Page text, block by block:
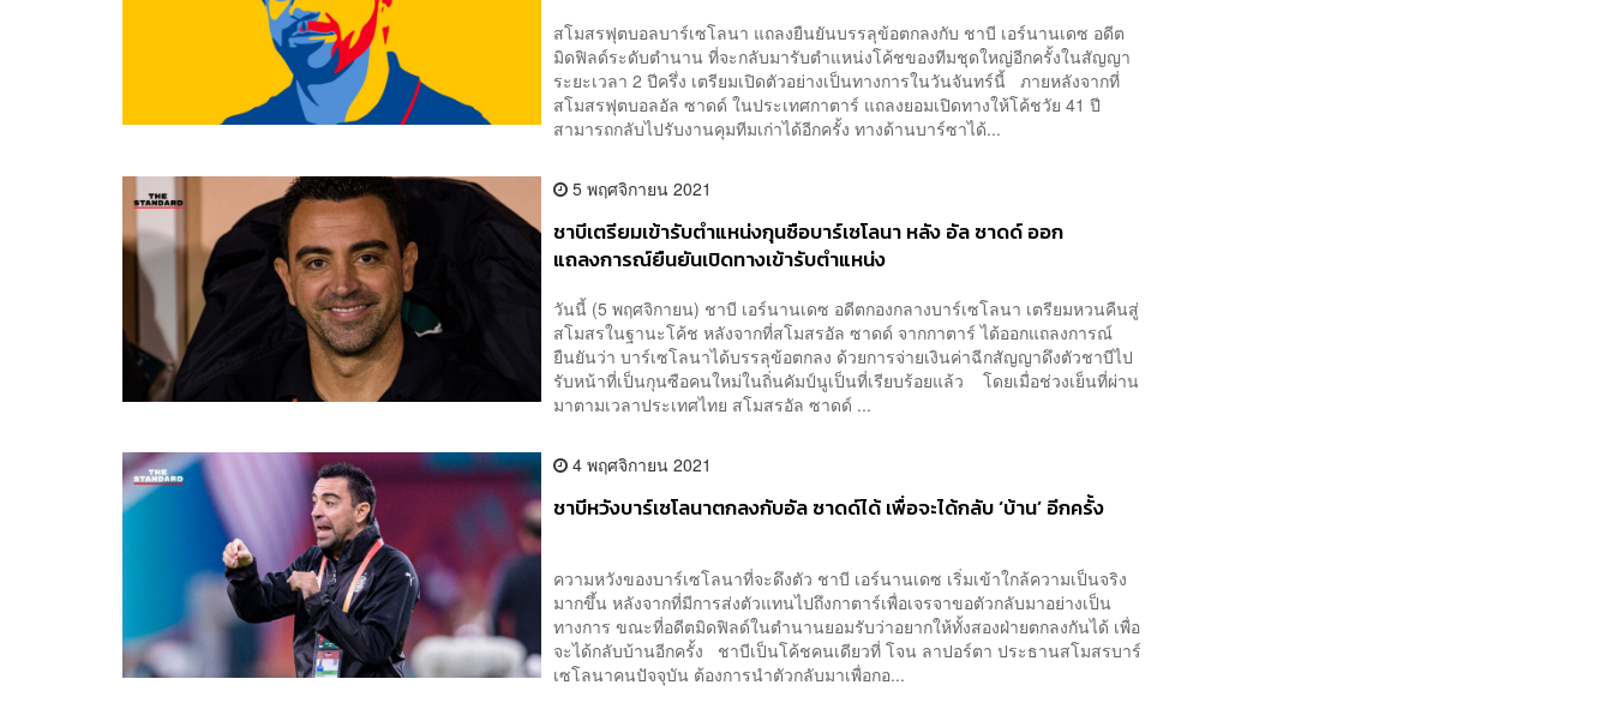
สโมสรฟุตบอลบาร์เซโลนา แถลงยืนยันบรรลุข้อตกลงกับ ชาบี เอร์นานเดซ อดีต
มิดฟิลด์ระดับตำนาน ที่จะกลับมารับตำแหน่งโค้ชของทีมชุดใหญ่อีกครั้งในสัญญา
ระยะเวลา 2 ปีครึ่ง เตรียมเปิดตัวอย่างเป็นทางการในวันจันทร์นี้ ภายหลังจากที่
สโมสรฟุตบอลอัล ซาดด์ ในประเทศกาตาร์ แถลงยอมเปิดทางให้โค้ชวัย 41 ปี
สามารถกลับไปรับงานคุมทีมเก่าได้อีกครั้ง ทางด้านบาร์ซาได้...
5 พฤศจิกายน 2021
ชาบีเตรียมเข้ารับตำแหน่งกุนซือบาร์เซโลนา หลัง อัล ซาดด์ ออก
แถลงการณ์ยืนยันเปิดทางเข้ารับตำแหน่ง
วันนี้ (5 พฤศจิกายน) ชาบี เอร์นานเดซ อดีตกองกลางบาร์เซโลนา เตรียมหวนคืนสู่
สโมสรในฐานะโค้ช หลังจากที่สโมสรอัล ซาดด์ จากกาตาร์ ได้ออกแถลงการณ์
ยืนยันว่า บาร์เซโลนาได้บรรลุข้อตกลง ด้วยการจ่ายเงินค่าฉีกสัญญาดึงตัวชาบีไป
รับหน้าที่เป็นกุนซือคนใหม่ในถิ่นคัมป์นูเป็นที่เรียบร้อยแล้ว โดยเมื่อช่วงเย็นที่ผ่าน
มาตามเวลาประเทศไทย สโมสรอัล ซาดด์ ...
4 พฤศจิกายน 2021
ชาบีหวังบาร์เซโลนาตกลงกับอัล ซาดด์ได้ เพื่อจะได้กลับ ‘บ้าน’ อีกครั้ง
ความหวังของบาร์เซโลนาที่จะดึงตัว ชาบี เอร์นานเดซ เริ่มเข้าใกล้ความเป็นจริง
มากขึ้น หลังจากที่มีการส่งตัวแทนไปถึงกาตาร์เพื่อเจรจาขอตัวกลับมาอย่างเป็น
ทางการ ขณะที่อดีตมิดฟิลด์ในตำนานยอมรับว่าอยากให้ทั้งสองฝ่ายตกลงกันได้ เพื่อ
จะได้กลับบ้านอีกครั้ง ชาบีเป็นโค้ชคนเดียวที่ โจน ลาปอร์ตา ประธานสโมสรบาร์
เซโลนาคนปัจจุบัน ต้องการนำตัวกลับมาเพื่อกอ...